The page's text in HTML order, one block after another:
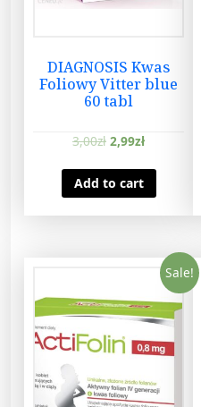
DIAGNOSIS Kwas
Foliowy Vitter blue
60 tabl
3,00zł 2,99zł
Add to cart
Sale!